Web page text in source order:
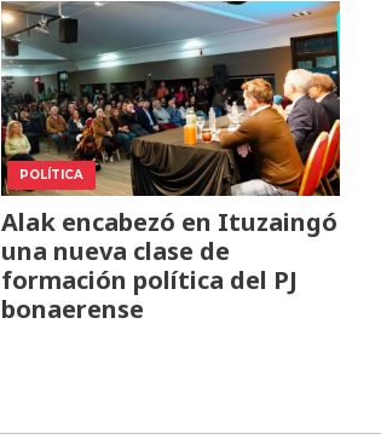
POLÍTICA
Alak encabezó en Ituzaingó
una nueva clase de
formación política del PJ
bonaerense